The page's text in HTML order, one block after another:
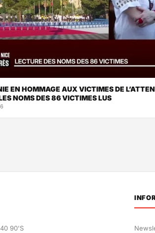
EN HOMMAGE AUX VICTIMES DE
NOMS DES 86 VICTIMES LUS
90'S